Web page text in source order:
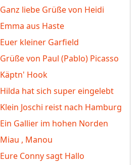
Ganz liebe Grüße von Heidi
Emma aus Haste
Euer kleiner Garfield
Grüße von Paul (Pablo) Picasso
Käptn' Hook
Hilda hat sich super eingelebt
Klein Joschi reist nach Hamburg
Ein Gallier im hohen Norden
Miau , Manou
Eure Conny sagt Hallo